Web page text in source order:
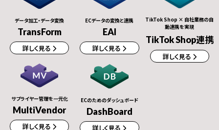
データ加工・データ変換
TransForm
詳しく見る
ECデータの変換と連携
EAI
詳しく見る
TikTok Shop × 自社業務の自
動連携を実現
TikTok Shop連携
詳しく見る
サプライヤー管理を一元化
MultiVendor
詳しく見る
ECのためのダッシュボード
DashBoard
詳しく見る